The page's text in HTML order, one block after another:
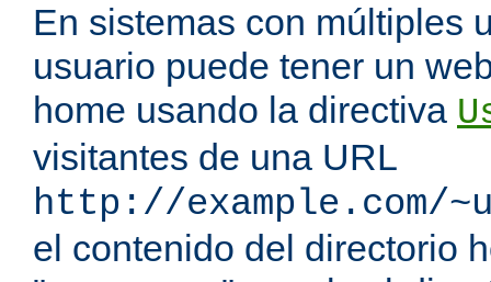
En sistemas con múltiples
usuario puede tener un
home usando la directiva
visitantes de una URL
http://example.com/
el contenido del directorio